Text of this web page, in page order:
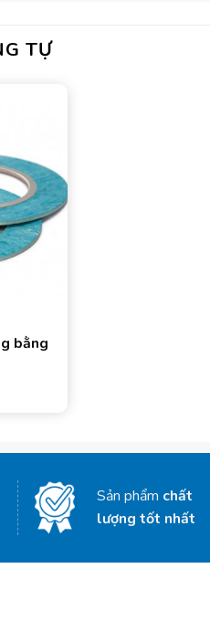
TỰ
bằng
Sản phẩm chất
lượng tốt nhất